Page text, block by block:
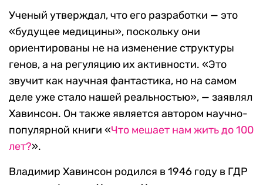
Ученый утверждал, что его разработки — это
«будущее медицины», поскольку они
ориентированы не на изменение структуры
генов, а на регуляцию их активности. «Это
звучит как научная фантастика, но на самом
деле уже стало нашей реальностью», — заявлял
Хавинсон. Он также является автором научно-
популярной книги «Что мешает нам жить до 100
лет?».
Владимир Хавинсон родился в 1946 году в ГДР